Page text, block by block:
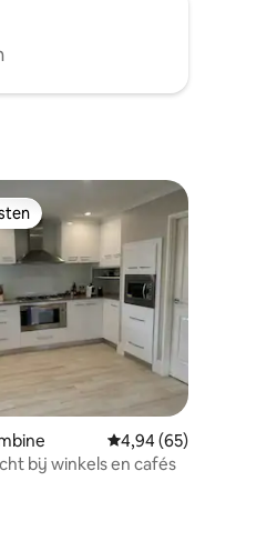
Gemiddelde
4,94 (65)
bij winkels en cafés